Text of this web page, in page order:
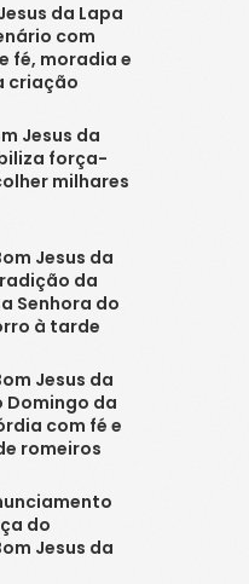
da Lapa
com
fé, moradia e
criação
Jesus da
força-
milhares
Jesus da
da
Senhora do
à tarde
Jesus da
Domingo da
com fé e
romeiros
do
Jesus da